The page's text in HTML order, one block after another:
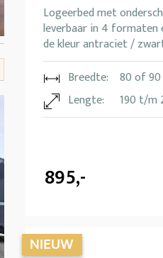
Logeerbed met
leverbaar in 4 formaten
de kleur antraciet /
Breedte:
80 of
Lengte:
190 t/m
895,-